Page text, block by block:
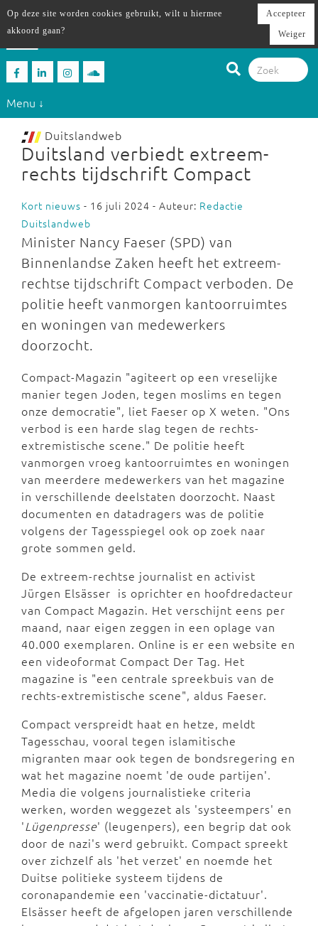
Menu ↓
Duitslandweb
Duitsland verbiedt extreem-
rechts tijdschrift Compact
Kort nieuws - 16 juli 2024 - Auteur: Redactie
Duitslandweb
Minister Nancy Faeser (SPD) van
Binnenlandse Zaken heeft het extreem-
rechtse tijdschrift Compact verboden. De
politie heeft vanmorgen kantoorruimtes
en woningen van medewerkers
doorzocht.
Compact-Magazin "agiteert op een vreselijke
manier tegen Joden, tegen moslims en tegen
onze democratie", liet Faeser op X weten. "Ons
verbod is een harde slag tegen de rechts-
extremistische scene." De politie heeft
vanmorgen vroeg kantoorruimtes en woningen
van meerdere medewerkers van het magazine
in verschillende deelstaten doorzocht. Naast
documenten en datadragers was de politie
volgens der Tagesspiegel ook op zoek naar
grote sommen geld.
De extreem-rechtse journalist en activist
Jürgen Elsässer is oprichter en hoofdredacteur
van Compact Magazin. Het verschijnt eens per
maand, naar eigen zeggen in een oplage van
40.000 exemplaren. Online is er een website en
een videoformat Compact Der Tag. Het
magazine is "een centrale spreekbuis van de
rechts-extremistische scene", aldus Faeser.
Compact verspreidt haat en hetze, meldt
Tagesschau, vooral tegen islamitische
migranten maar ook tegen de bondsregering en
wat het magazine noemt 'de oude partijen'.
Media die volgens journalistieke criteria
werken, worden weggezet als 'systeempers' en
'Lügenpresse' (leugenpers), een begrip dat ook
door de nazi's werd gebruikt. Compact spreekt
over zichzelf als 'het verzet' en noemde het
Duitse politieke systeem tijdens de
coronapandemie een 'vaccinatie-dictatuur'.
Elsässer heeft de afgelopen jaren verschillende
Op deze site worden cookies gebruikt, wilt u hiermee
akkoord gaan?
Accepteer
Weiger